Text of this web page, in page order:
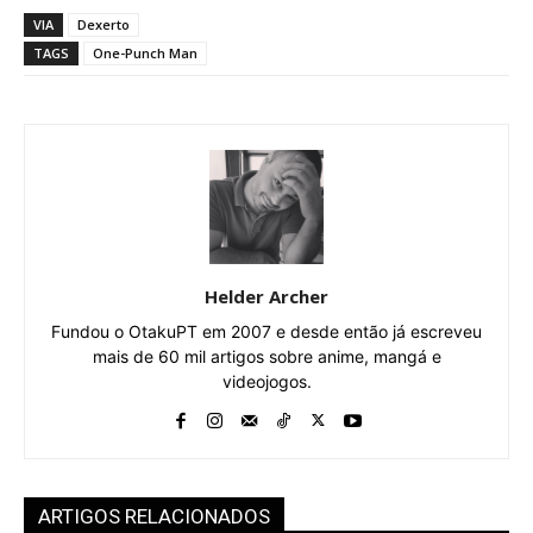
VIA
Dexerto
TAGS
One-Punch Man
Helder Archer
Fundou o OtakuPT em 2007 e desde então já escreveu
mais de 60 mil artigos sobre anime, mangá e
videojogos.
ARTIGOS RELACIONADOS